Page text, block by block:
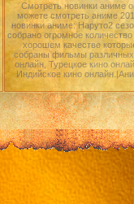
Смотреть новинки аниме
можете смотреть аниме
новинки аниме: Наруто2
собрано огромное
хорошем качестве
собраны фильмы различных
онлайн, Турецкое кино
Индийское кино